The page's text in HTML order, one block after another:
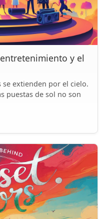
y el
se extienden por el cielo.
puestas de sol no son